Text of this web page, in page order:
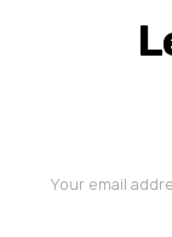
Your email